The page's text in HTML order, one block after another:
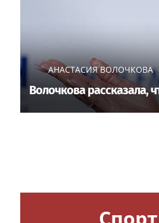
АНАСТАСИЯ ВОЛОЧКОВА
Волочкова рассказала,
Спорт